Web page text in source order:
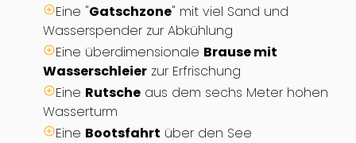
Eine "Gatschzone" mit viel Sand und
Wasserspender zur Abkühlung
Eine überdimensionale Brause mit
Wasserschleierzur Erfrischung
Eine Rutscheaus dem sechs Meter hohen
Wasserturm
Eine Bootsfahrt über den See